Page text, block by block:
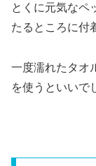
とくに元気なペ
たるところに付
一度濡れたタオ
を使うといいで